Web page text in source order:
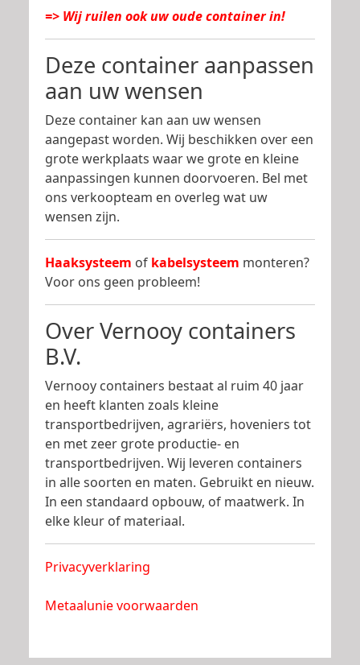
=> Wij ruilen ook uw oude container in!
Deze container aanpassen
aan uw wensen
Deze container kan aan uw wensen
aangepast worden. Wij beschikken over een
grote werkplaats waar we grote en kleine
aanpassingen kunnen doorvoeren. Bel met
ons verkoopteam en overleg wat uw
wensen zijn.
Haaksysteem of kabelsysteem monteren?
Voor ons geen probleem!
Over Vernooy containers
B.V.
Vernooy containers bestaat al ruim 40 jaar
en heeft klanten zoals kleine
transportbedrijven, agrariërs, hoveniers tot
en met zeer grote productie- en
transportbedrijven. Wij leveren containers
in alle soorten en maten. Gebruikt en nieuw.
In een standaard opbouw, of maatwerk. In
elke kleur of materiaal.
Privacyverklaring
Metaalunie voorwaarden